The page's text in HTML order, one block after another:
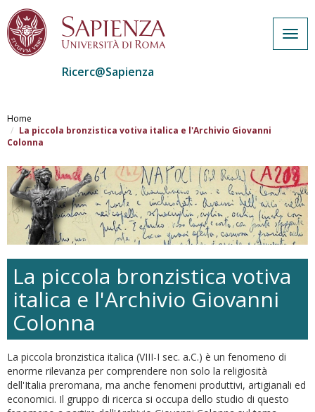
al
contenuto
principale
Ricerc@Sapienza
Home
La piccola bronzistica votiva italica e l'Archivio Giovanni
Colonna
La piccola bronzistica votiva
italica e l'Archivio Giovanni
Colonna
La piccola bronzistica italica (VIII-I sec. a.C.) è un fenomeno di
enorme rilevanza per comprendere non solo la religiosità
dell'Italia preromana, ma anche fenomeni produttivi, artigianali ed
economici. Il gruppo di ricerca si occupa dello studio di questo